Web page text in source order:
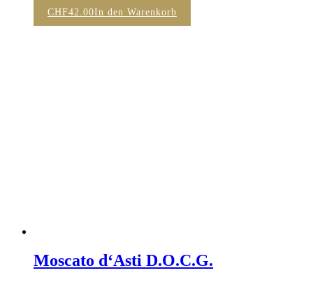
CHF42.00In den Warenkorb
Moscato d‘Asti D.O.C.G.